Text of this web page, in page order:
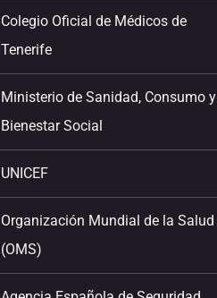
Colegio Oficial de Médicos de
Tenerife
Ministerio de Sanidad, Consumo y
Bienestar Social
UNICEF
Organización Mundial de la Salud
(OMS)